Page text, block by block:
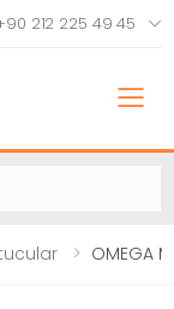
212 225 49 45
OMEGA